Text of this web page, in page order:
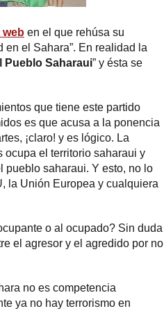
web en el que rehúsa su
en el Sahara”. En realidad la
Pueblo Saharaui” y ésta se
que tiene este partido
es que acusa a la ponencia
¡claro! y es lógico. La
ocupa el territorio saharaui y
pueblo saharaui. Y esto, no lo
la Unión Europea y cualquiera
o al ocupado? Sin duda
el agresor y el agredido por no
no es competencia
ya no hay terrorismo en